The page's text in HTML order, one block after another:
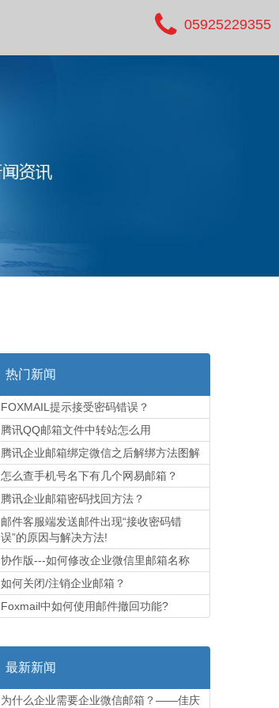
05925229355
热门新闻
FOXMAIL提示接受密码错误？
腾讯QQ邮箱文件中转站怎么用
腾讯企业邮箱绑定微信之后解绑方法图解
怎么查手机号名下有几个网易邮箱？
腾讯企业邮箱密码找回方法？
邮件客服端发送邮件出现“接收密码错
误”的原因与解决方法!
协作版---如何修改企业微信里邮箱名称
如何关闭/注销企业邮箱？
Foxmail中如何使用邮件撤回功能?
最新新闻
为什么企业需要企业微信邮箱？——佳庆